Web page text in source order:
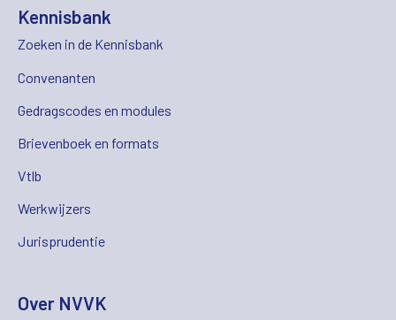
Kennisbank
Zoeken in de Kennisbank
Convenanten
Gedragscodes en modules
Brievenboek en formats
Vtlb
Werkwijzers
Jurisprudentie
Over NVVK